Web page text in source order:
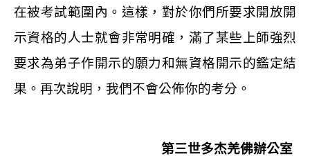
在被考試範圍內。這樣，對於你們所要求開放開
示資格的人士就會非常明確，滿了某些上師強烈
要求為弟子作開示的願力和無資格開示的鑑定結
果。再次說明，我們不會公佈你的考分。
第三世多杰羌佛辦公室